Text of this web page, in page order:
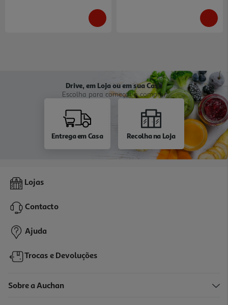
Drive, em Loja ou em sua Casa
Escolha para começar a comprar
Entrega em Casa Recolha na Loja
Lojas
Contacto
Ajuda
Trocas e Devoluções
Sobre a Auchan